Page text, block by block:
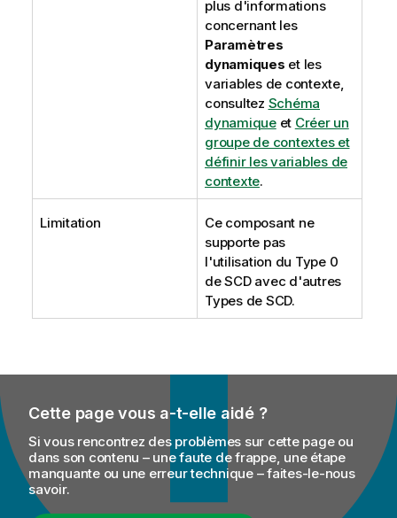
plus d'informations
concernant les
Paramètres
dynamiques et les
variables de contexte,
consultez Schéma
dynamiqueet Créer un
groupe de contextes et
définir les variables de
contexte.
Limitation
Ce composant ne
supporte pas
l'utilisation du Type 0
de SCD avec d'autres
Types de SCD.
Cette page vous a-t-elle aidé ?
Si vous rencontrez des problèmes sur cette page ou
dans son contenu – une faute de frappe, une étape
manquante ou une erreur technique – faites-le-nous
savoir.